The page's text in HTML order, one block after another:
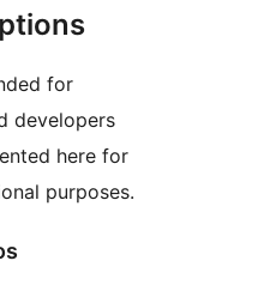
for
developers
here for
purposes.